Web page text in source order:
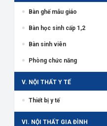
Bàn ghế mẫu giáo
Bàn học sinh cấp 1,2
Bàn sinh viên
Phòng chức năng
V. NỘI THẤT Y TẾ
Thiết bị y tế
VI. NỘI THẤT GIA ĐÌNH